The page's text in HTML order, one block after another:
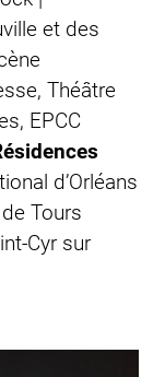
et des
Théâtre
EPCC
d’Orléans
Tours
Cyr sur